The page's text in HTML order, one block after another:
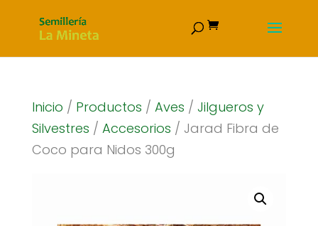
Inicio / Productos / Aves / Jilgueros y
Silvestres / Accesorios / Jarad Fibra de
Coco para Nidos 300g